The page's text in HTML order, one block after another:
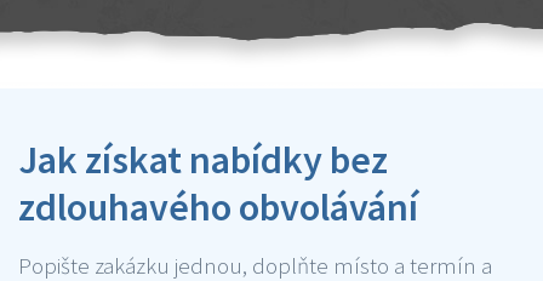
Jak získat nabídky bez
zdlouhavého obvolávání
Popište zakázku jednou, doplňte místo a termín a